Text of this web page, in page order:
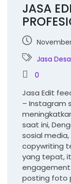
JASA
Jasa
0
Jasa Edit
– Instagram
saat ini,
sosial
copywriting
yang tepat,
posting foto